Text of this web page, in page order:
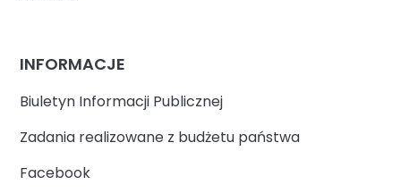
INFORMACJE
Biuletyn Informacji Publicznej
Zadania realizowane z budżetu państwa
Facebook